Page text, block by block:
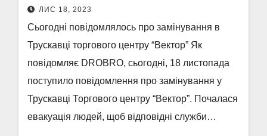
ЛИС 18, 2023
Сьогодні повідомлялось про замінування в
Трускавці торгового центру “Вектор” Як
повідомляє DROBRO, сьогодні, 18 листопада
поступило повідомлення про замінування у
Трускавці Торгового центру “Вектор”. Почалася
евакуація людей, щоб відповідні служби…